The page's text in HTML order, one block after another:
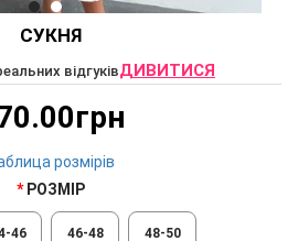
СУКНЯ
відгуківДИВИТИСЯ
розмірів
РОЗМІР
46 46-48 48-50